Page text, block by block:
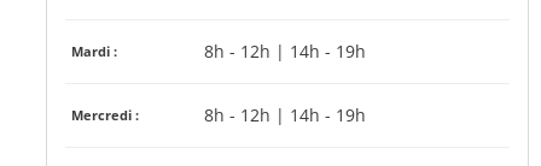
Mardi : 8h - 12h | 14h - 19h
Mercredi : 8h - 12h | 14h - 19h